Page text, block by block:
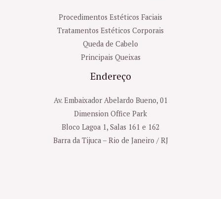
Procedimentos Estéticos Faciais
Tratamentos Estéticos Corporais
Queda de Cabelo
Principais Queixas
Endereço
Av. Embaixador Abelardo Bueno, 01
Dimension Office Park
Bloco Lagoa 1, Salas 161 e 162
Barra da Tijuca – Rio de Janeiro / RJ